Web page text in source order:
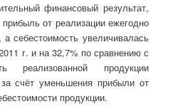
финансовый результат,
от реализации ежегодно
себестоимость увеличивалась
г. и на 32,7% по сравнению с
реализованной продукции
счёт уменьшения прибыли от
продукции.